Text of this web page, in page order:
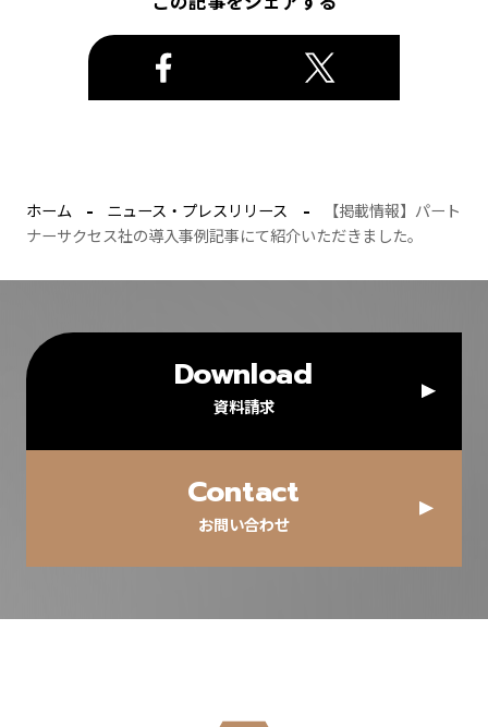
ホーム ニュース・プレスリリース
【掲載情報】パート
ナーサクセス社の導入事例記事にて紹介いただきました。
Download
資料請求
Contact
お問い合わせ